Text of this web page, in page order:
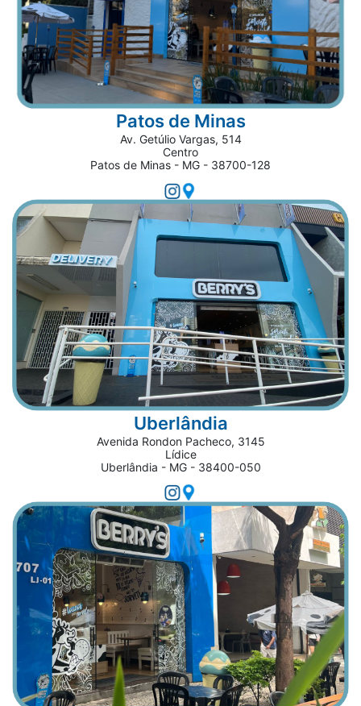
Patos de Minas
Av. Getúlio Vargas, 514
Centro
Patos de Minas - MG - 38700-128
Uberlândia
Avenida Rondon Pacheco, 3145
Lídice
Uberlândia - MG - 38400-050